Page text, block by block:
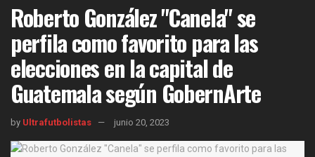
Roberto González "Canela" se
perfila como favorito para las
elecciones en la capital de
Guatemala según GobernArte
by Ultrafutbolistas junio 20, 2023